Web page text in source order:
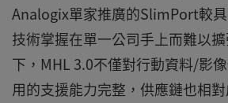
Analogix單家推廣的SlimPort較
技術掌握在單一公司手上而難以
下，MHL 3.0不僅對行動資料/影
用的支援能力完整，供應鏈也相